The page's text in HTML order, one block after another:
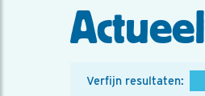
Actueel
Verfijn resultaten: